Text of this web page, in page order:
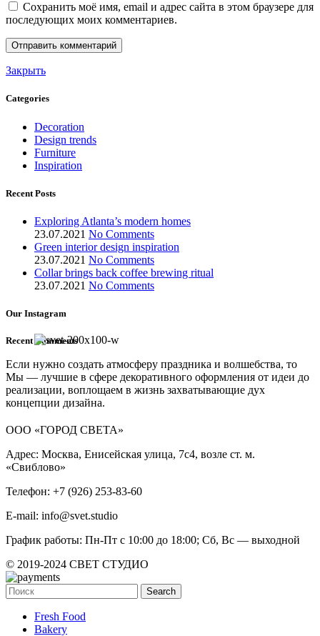
Сохранить моё имя, email и адрес сайта в этом браузере для
последующих моих комментариев.
Закрыть
Categories
Decoration
Design trends
Furniture
Inspiration
Recent Posts
Exploring Atlanta’s modern homes
23.07.2021 No Comments
Green interior design inspiration
23.07.2021 No Comments
Collar brings back coffee brewing ritual
23.07.2021 No Comments
Our Instagram
Recent Comments
Если нужно создать атмосферу праздника и волшебства, то
Мы — лучшие в сфере декоративного оформления от идеи до
реализации, воплощаем в жизнь захватывающие дух
концепции дизайна.
ООО «ГОРОД СВЕТА»
Адрес: Москва, Енисейская улица, 7с4, возле ст. м.
«Свиблово»
Телефон: +7 (926) 253-83-60
E-mail: info@svet.studio
График работы: Пн-Пт с 10:00 до 18:00; Сб, Вс — выходной
© 2019-2024 СВЕТ СТУДИО
Search
Fresh Food
Bakery